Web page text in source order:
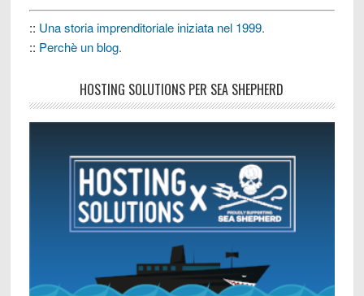
:: Una storia imprenditoriale iniziata nel 1999.
:: Perchè un blog.
HOSTING SOLUTIONS PER SEA SHEPHERD